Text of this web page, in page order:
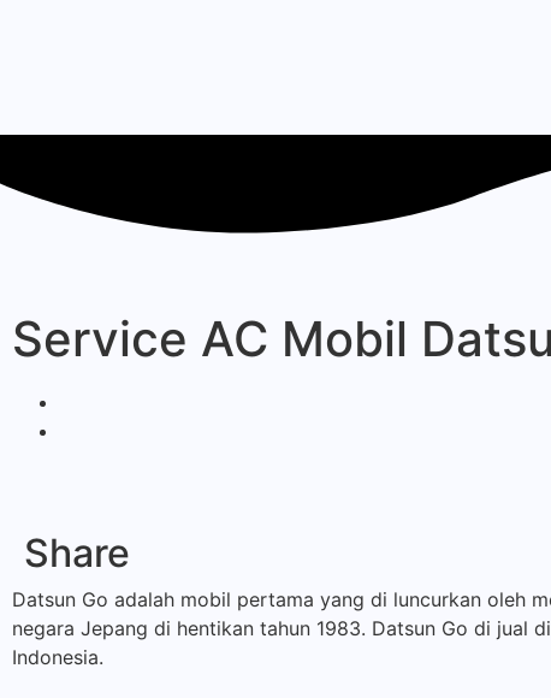
Service AC Mobil
Share
Datsun Go adalah mobil pertama yang di luncurkan oleh
negara Jepang di hentikan tahun 1983. Datsun Go di jual
Indonesia.